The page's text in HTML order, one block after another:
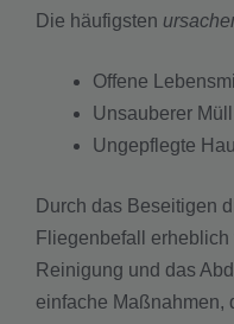
Die häufigsten
Offene
Unsauberer
Ungepflegte
Durch das Beseitigen
Fliegenbefall
Reinigung und das
einfache Maßnahmen,